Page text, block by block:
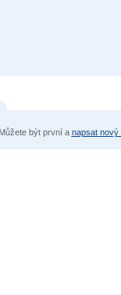
být první a napsat nový